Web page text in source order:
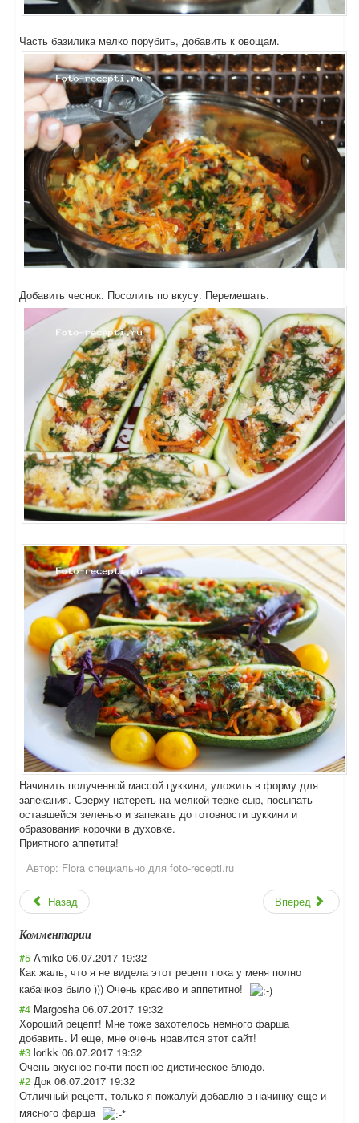
Часть базилика мелко порубить, добавить к овощам.
Добавить чеснок. Посолить по вкусу. Перемешать.
Начинить полученной массой цуккини, уложить в форму для
запекания. Сверху натереть на мелкой терке сыр, посыпать
оставшейся зеленью и запекать до готовности цуккини и
образования корочки в духовке.
Приятного аппетита!
Автор: Flora специально для foto-recepti.ru
Назад Вперед
Комментарии
#5 Amiko 06.07.2017 19:32
Как жаль, что я не видела этот рецепт пока у меня полно
кабачков было ))) Очень красиво и аппетитно!
#4 Margosha 06.07.2017 19:32
Хороший рецепт! Мне тоже захотелось немного фарша
добавить. И еще, мне очень нравится этот сайт!
#3 lorikk 06.07.2017 19:32
Очень вкусное почти постное диетическое блюдо.
#2 Док 06.07.2017 19:32
Отличный рецепт, только я пожалуй добавлю в начинку еще и
мясного фарша